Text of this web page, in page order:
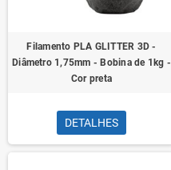
Filamento PLA GLITTER 3D -
Diâmetro 1,75mm - Bobina de 1kg -
Cor preta
DETALHES